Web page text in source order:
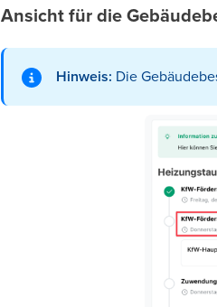
Ansicht für die
Hinweis: Die